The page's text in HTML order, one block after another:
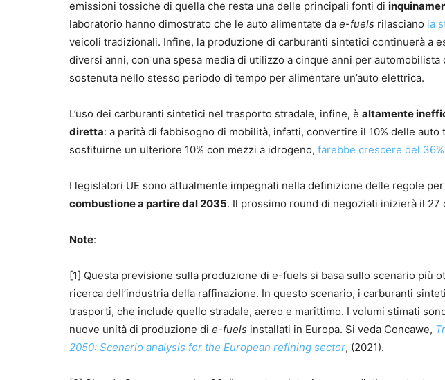
emissioni tossiche di quella che resta una delle principali fonti di
laboratorio hanno dimostrato che le auto alimentate da e-fuels rilasciano la
veicoli tradizionali. Infine, la produzione di carburanti sintetici continuerà a
diversi anni, con una spesa media di utilizzo a cinque anni per automobilista
sostenuta nello stesso periodo di tempo per alimentare un’auto elettrica.
L’uso dei carburanti sintetici nel trasporto stradale, infine, è altamente
diretta: a parità di fabbisogno di mobilità, infatti, convertire il 10% delle
sostituirne un ulteriore 10% con mezzi a idrogeno, farebbe crescere del
I legislatori UE sono attualmente impegnati nella definizione delle regole
combustione a partire dal 2035. Il prossimo round di negoziati inizierà il 27
Note:
[1] Questa previsione sulla produzione di e-fuels si basa sullo scenario più
ricerca dell’industria della raffinazione. In questo scenario, i carburanti
trasporti, che include quello stradale, aereo e marittimo. I volumi stimati
nuove unità di produzione di e-fuels installati in Europa. Si veda Concawe,
2050: Scenario analysis for the European refining sector, (2021).